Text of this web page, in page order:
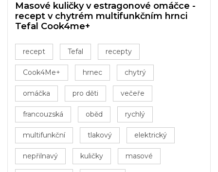
Masové kuličky v estragonové omáčce -
recept v chytrém multifunkčním hrnci
Tefal Cook4me+
recept Tefal recepty
Cook4Me+ hrnec chytrý
omáčka pro děti večeře
francouzská oběd rychlý
multifunkční tlakový elektrický
nepřilnavý kuličky masové